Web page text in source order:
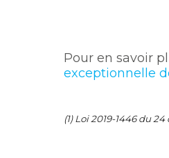
Pour en savoir
exceptionnelle
(1) Loi 2019-1446 du